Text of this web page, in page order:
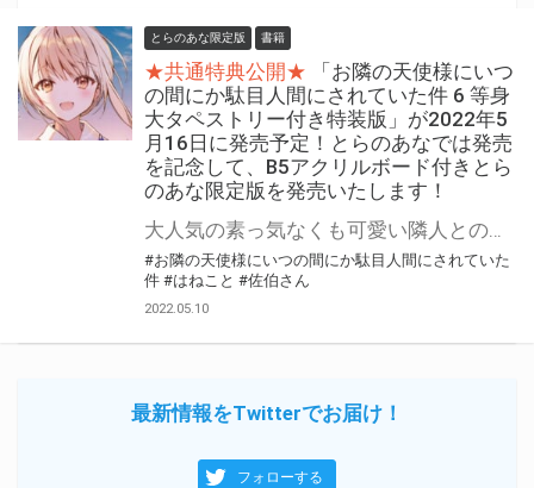
とらのあな限定版 書籍
★共通特典公開★
「お隣の天使様にいつ
の間にか駄目人間にされていた件 6 等身
大タペストリー付き特装版」が2022年5
月16日に発売予定！とらのあなでは発売
を記念して、B5アクリルボード付きとら
のあな限定版を発売いたします！
大人気の素っ気なくも可愛い隣人との甘く焦れったい恋の物語 「お隣の天使様にいつの間にか駄目人間にされていた件」最新6巻が2022年5月16日に発売予定！ 同時発売の6巻特装版にはなんと等身大タペストリー付き！ とらのあなでは発売を記念して「B5アクリルボード」付きとらのあな限定版をご用意いたしました！ 更に特装版をご購入の方にはクリアファイルもプレゼント！ 予約を含め是非ともお早めにお求めください！！
#お隣の天使様にいつの間にか駄目人間にされていた
件 #はねこと #佐伯さん
2022.05.10
最新情報をTwitterでお届け！
フォローする